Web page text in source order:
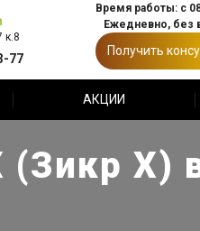
к.8
77
Время работы: с
Ежедневно, без
Получить
АКЦИИ
(Зикр Х)